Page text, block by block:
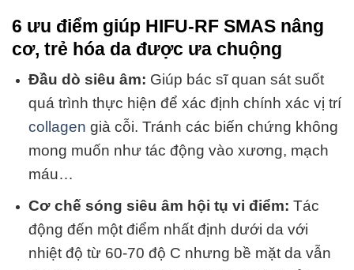
6 ưu điểm giúp HIFU-RF SMAS nâng
cơ, trẻ hóa da được ưa chuộng
Đầu dò siêu âm: Giúp bác sĩ quan sát suốt
quá trình thực hiện để xác định chính xác vị trí
collagen già cỗi. Tránh các biến chứng không
mong muốn như tác động vào xương, mạch
máu…
Cơ chế sóng siêu âm hội tụ vi điểm: Tác
động đến một điểm nhất định dưới da với
nhiệt độ từ 60-70 độ C nhưng bề mặt da vẫn